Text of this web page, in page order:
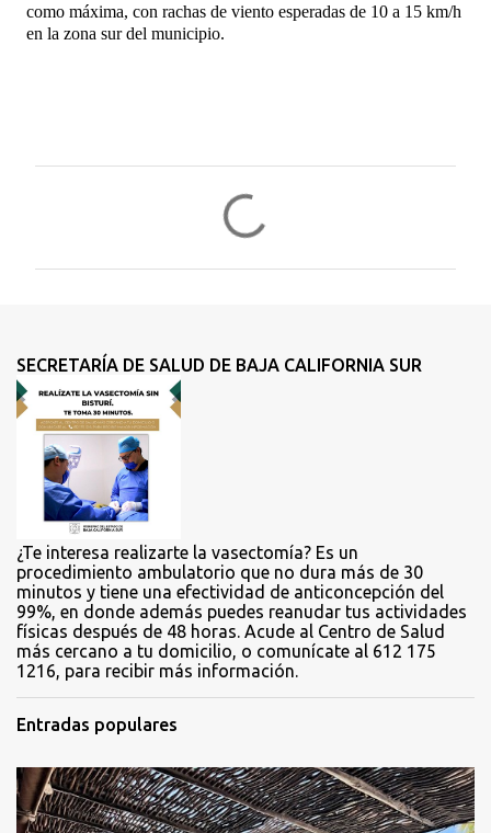
como máxima, con rachas de viento esperadas de 10 a 15 km/h
en la zona sur del municipio.
t
r
o
SECRETARÍA DE SALUD DE BAJA CALIFORNIA SUR
¿Te interesa realizarte la vasectomía? Es un
procedimiento ambulatorio que no dura más de 30
minutos y tiene una efectividad de anticoncepción del
99%, en donde además puedes reanudar tus actividades
físicas después de 48 horas. Acude al Centro de Salud
más cercano a tu domicilio, o comunícate al 612 175
1216, para recibir más información.
Entradas populares